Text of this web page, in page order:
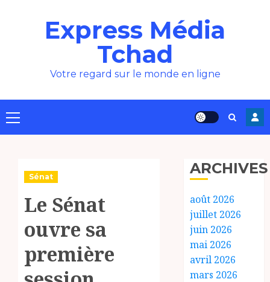
Express Média
Tchad
Votre regard sur le monde en ligne
Menu
principal
Sénat
Le Sénat
ouvre sa
première
ARCHIVES
août 2026
juillet 2026
juin 2026
mai 2026
avril 2026
mars 2026